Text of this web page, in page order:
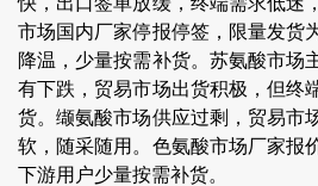
市场国内厂家停报停签，限量发货
降温，少量按需补货。苏氨酸市场
有下跌，贸易市场出货积极，但终
货。缬氨酸市场供应过剩，贸易市
软，随采随用。色氨酸市场厂家报
下游用户少量按需补货。